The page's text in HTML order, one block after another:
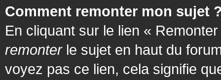
Comment remonter mon sujet
En cliquant sur le lien «
remonterle sujet en haut du
voyez pas ce lien, cela signifie